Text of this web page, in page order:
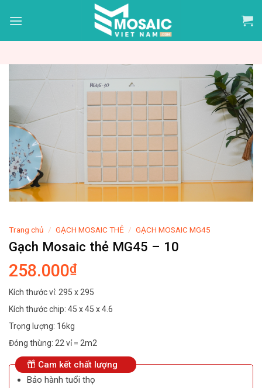
Trang chủ / GẠCH MOSAIC THẺ / GẠCH MOSAIC MG45
Gạch Mosaic thẻ MG45 – 10
258.000₫
Kích thước vỉ: 295 x 295
Kích thước chip: 45 x 45 x 4.6
Trọng lượng: 16kg
Đóng thùng: 22 vỉ = 2m2
Cam kết chất lượng
Bảo hành tuổi thọ